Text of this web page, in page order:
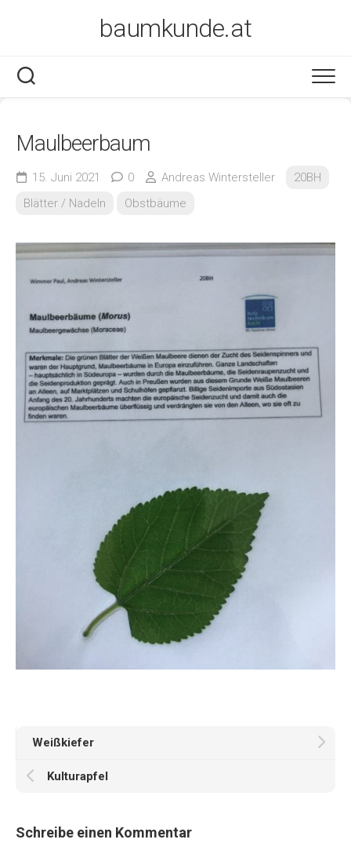
baumkunde.at
Maulbeerbaum
15. Juni 2021 0 Andreas Wintersteller
20BH
Blätter / Nadeln
Obstbäume
Weißkiefer
Kulturapfel
Schreibe einen Kommentar